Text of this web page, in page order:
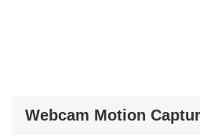
Webcam Motion